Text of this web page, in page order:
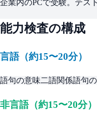
企業内のPCで受験。テス
能力検査の構成
言語（約15〜20分）
語句の意味二語関係語句
非言語（約15〜20分）